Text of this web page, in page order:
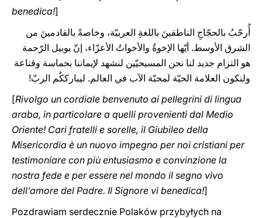
benedica!]
أُرحّبُ بالحجّاجِ الناطقينَ باللغةِ العربيّة، وخاصةً بالقادمينَ من
الشرق الأوسط. أيّها الإخوةُ والأخواتُ الأعزّاء، إنّ يوبيل الرّحمة
هو التزام جديد لنا نحن المسيحيّين لنشهد لإيماننا بحماسة وقناعة
ولنكون العلامة الحيّة لمحبّة الآب في العالم. ليبارككُم الربّ!
[Rivolgo un cordiale benvenuto ai pellegrini di lingua
araba, in particolare a quelli provenienti dal Medio
Oriente! Cari fratelli e sorelle, il Giubileo della
Misericordia è un nuovo impegno per noi cristiani per
testimoniare con più entusiasmo e convinzione la
nostra fede e per essere nel mondo il segno vivo
dell’amore del Padre. Il Signore vi benedica!]
Pozdrawiam serdecznie Polaków przybyłych na